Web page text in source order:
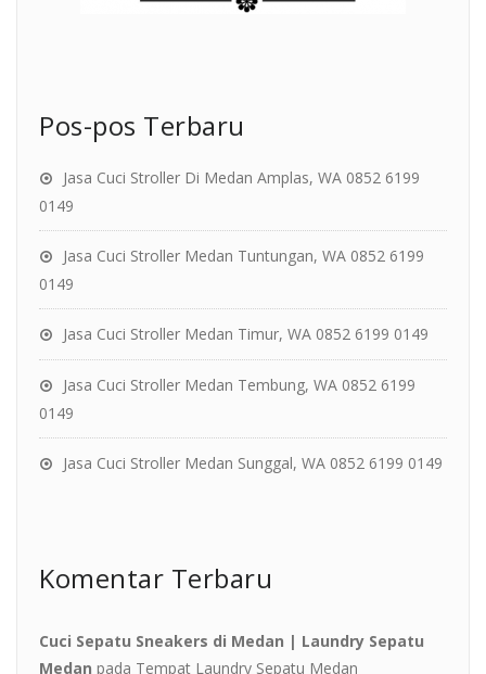
Pos-pos Terbaru
Jasa Cuci Stroller Di Medan Amplas, WA 0852 6199
0149
Jasa Cuci Stroller Medan Tuntungan, WA 0852 6199
0149
Jasa Cuci Stroller Medan Timur, WA 0852 6199 0149
Jasa Cuci Stroller Medan Tembung, WA 0852 6199
0149
Jasa Cuci Stroller Medan Sunggal, WA 0852 6199 0149
Komentar Terbaru
Cuci Sepatu Sneakers di Medan | Laundry Sepatu
Medan pada Tempat Laundry Sepatu Medan